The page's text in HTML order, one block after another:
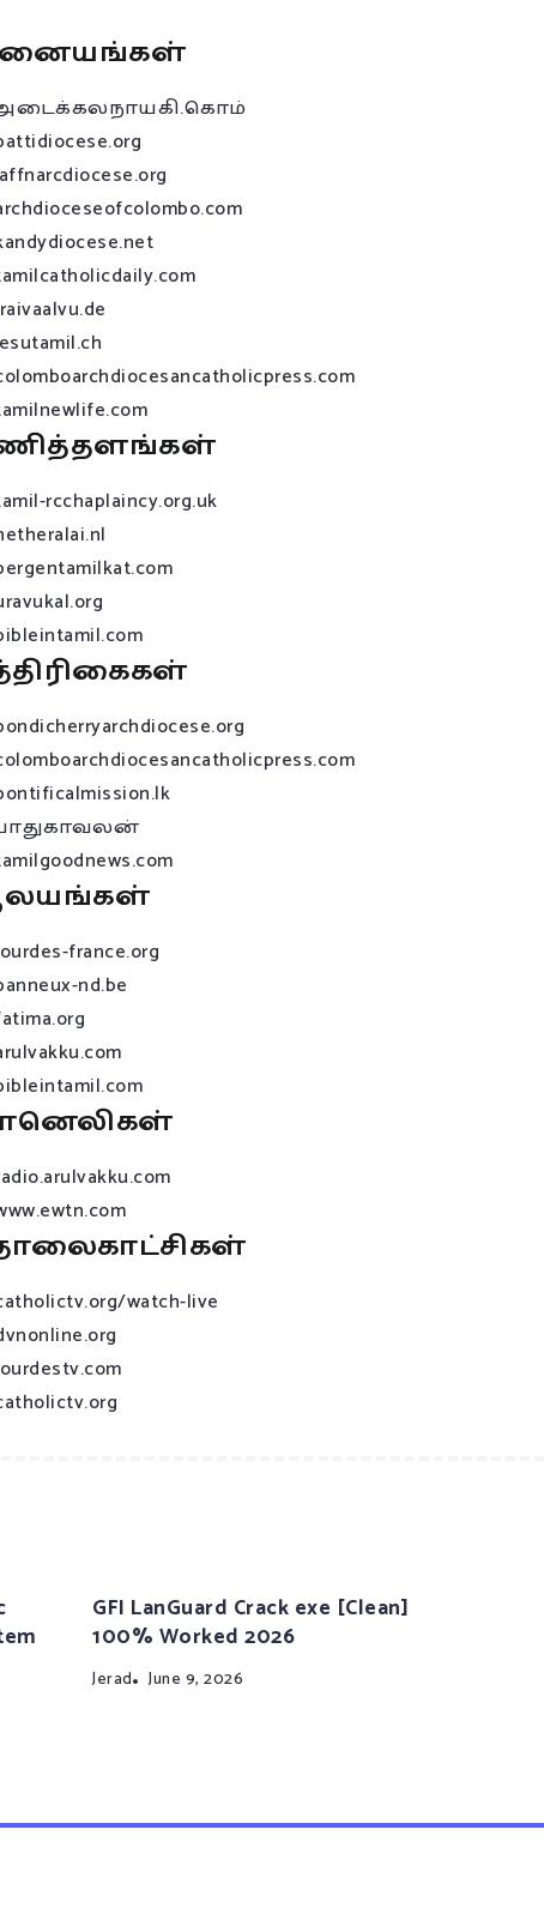
rcchaplaincy.org.uk
france.org
nd.be
watch-live
GFI LanGuard Crack exe [Clean]
100% Worked 2026
Jerad June 9, 2026